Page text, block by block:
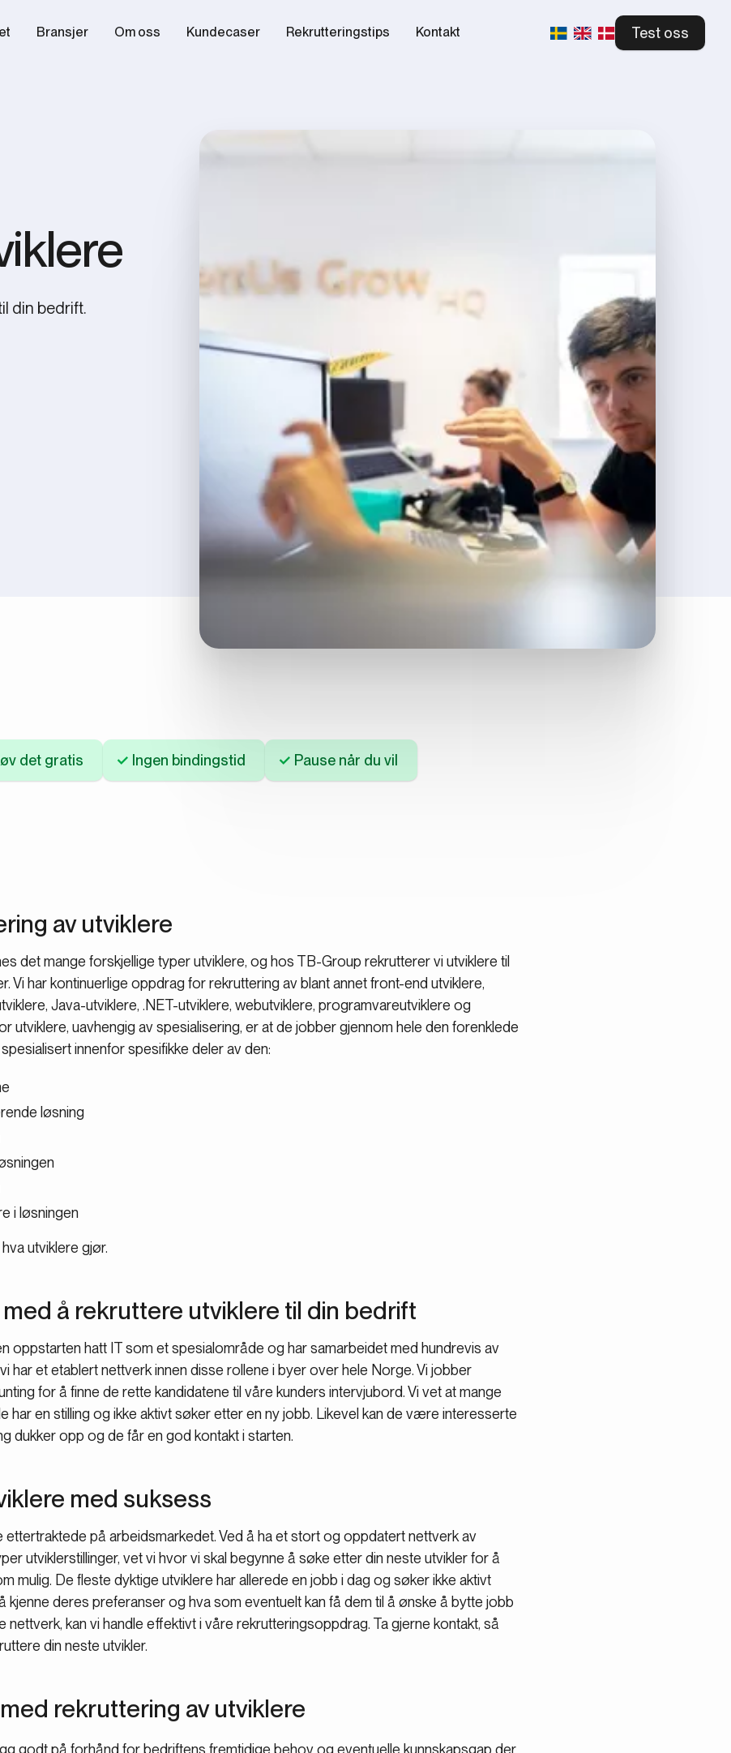
Bransjer Om oss Kundecaser Rekrutteringstips Kontakt Test oss
din bedrift.
det gratis Ingen bindingstid Pause når du vil
av utviklere
det mange forskjellige typer utviklere, og hos TB-Group rekrutterer vi utviklere til
Vi har kontinuerlige oppdrag for rekruttering av blant annet front-end utviklere,
Java-utviklere, .NET-utviklere, webutviklere, programvareutviklere og
utviklere, uavhengig av spesialisering, er at de jobber gjennom hele den forenklede
innenfor spesifikke deler av den:
løsning
i løsningen
utviklere gjør.
å rekruttere utviklere til din bedrift
oppstarten hatt IT som et spesialområde og har samarbeidet med hundrevis av
har et etablert nettverk innen disse rollene i byer over hele Norge. Vi jobber
for å finne de rette kandidatene til våre kunders intervjubord. Vi vet at mange
har en stilling og ikke aktivt søker etter en ny jobb. Likevel kan de være interesserte
dukker opp og de får en god kontakt i starten.
med suksess
ettertraktede på arbeidsmarkedet. Ved å ha et stort og oppdatert nettverk av
utviklerstillinger, vet vi hvor vi skal begynne å søke etter din neste utvikler for å
mulig. De fleste dyktige utviklere har allerede en jobb i dag og søker ikke aktivt
kjenne deres preferanser og hva som eventuelt kan få dem til å ønske å bytte jobb
kan vi handle effektivt i våre rekrutteringsoppdrag. Ta gjerne kontakt, så
din neste utvikler.
rekruttering av utviklere
godt på forhånd for bedriftens fremtidige behov og eventuelle kunnskapsgap der